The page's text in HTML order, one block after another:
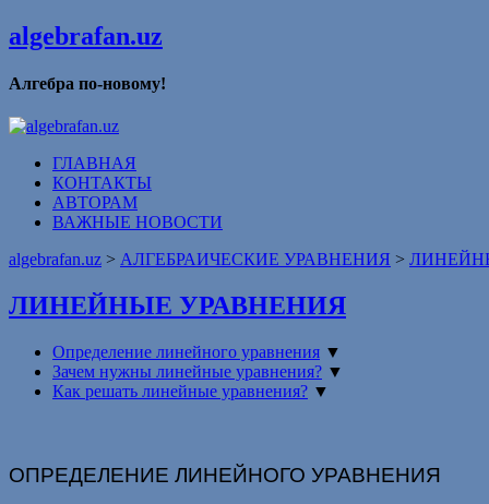
algebrafan.uz
Алгебра по-новому!
ГЛАВНАЯ
КОНТАКТЫ
АВТОРАМ
ВАЖНЫЕ НОВОСТИ
algebrafan.uz > АЛГЕБРАИЧЕСКИЕ УРАВНЕНИЯ >
ЛИНЕЙНЫЕ УРАВНЕНИЯ
Определение линейного уравнения ▼
Зачем нужны линейные уравнения? ▼
Как решать линейные уравнения? ▼
ОПРЕДЕЛЕНИЕ ЛИНЕЙНОГО УРАВНЕНИЯ